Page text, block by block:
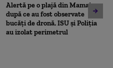
Alertă pe o plajă din Mamaia,
după ce au fost observate
bucăți de dronă. ISU și Poliția
au izolat perimetrul